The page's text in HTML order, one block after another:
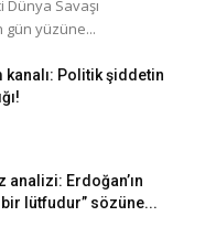
Dünya Savaşı
gün yüzüne...
kanalı: Politik şiddetin
analizi: Erdoğan’ın
bir lütfudur” sözüne...